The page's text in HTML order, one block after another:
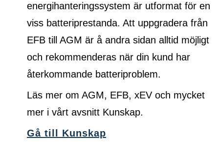
energihanteringssystem är utformat för en
viss batteriprestanda. Att uppgradera från
EFB till AGM är å andra sidan alltid möjligt
och rekommenderas när din kund har
återkommande batteriproblem.
Läs mer om AGM, EFB, xEV och mycket
mer i vårt avsnitt Kunskap.
Gå till Kunskap